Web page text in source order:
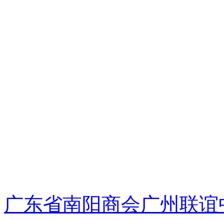
广东省南阳商会广州联